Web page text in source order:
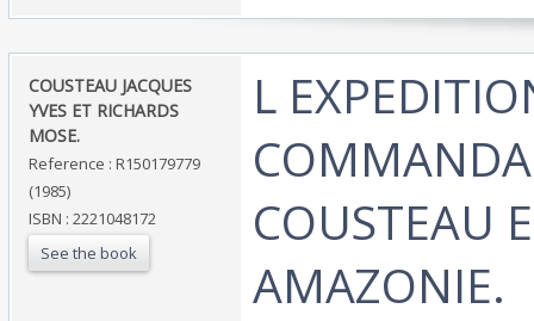
‎COUSTEAU JACQUES
YVES ET RICHARDS
MOSE.‎
Reference : R150179779
(1985)
ISBN : 2221048172
See the book
‎L
COUSTEAU
AMAZONIE.‎